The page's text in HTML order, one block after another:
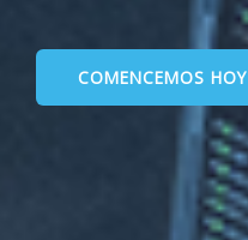
COMENCEMOS HOY